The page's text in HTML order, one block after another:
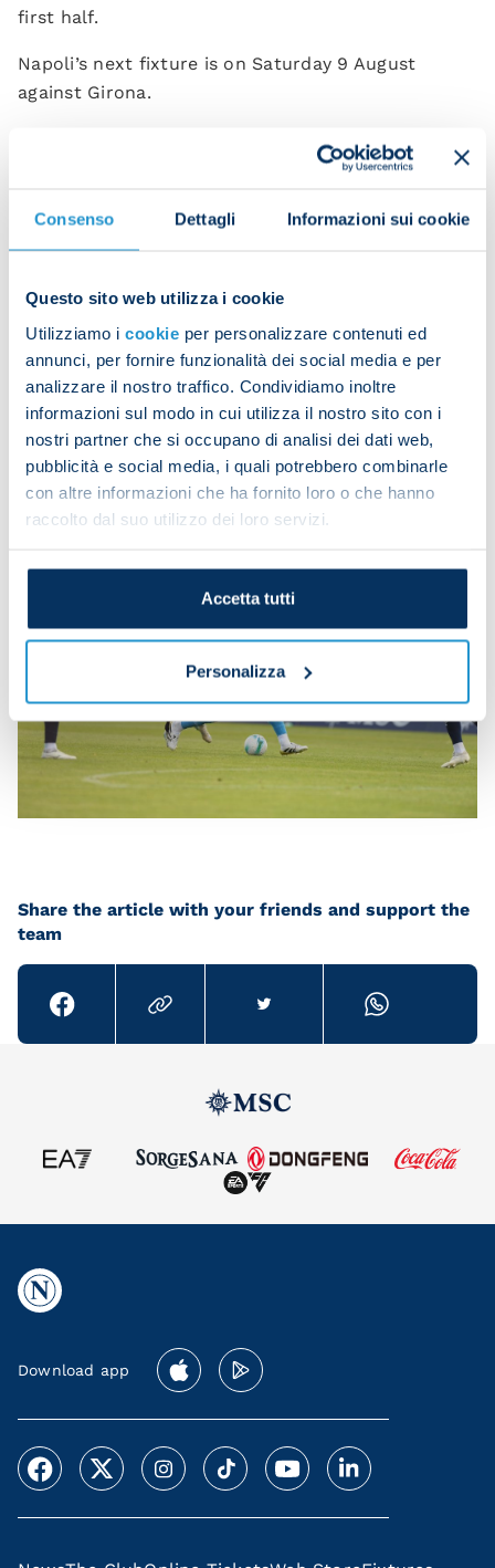
Consenso Dettagli Informazioni sui cookie
Questo sito web utilizza i cookie
Utilizziamo i cookie per personalizzare contenuti ed
annunci, per fornire funzionalità dei social media e per
analizzare il nostro traffico. Condividiamo inoltre
informazioni sul modo in cui utilizza il nostro sito con i
nostri partner che si occupano di analisi dei dati web,
pubblicità e social media, i quali potrebbero combinarle
con altre informazioni che ha fornito loro o che hanno
raccolto dal suo utilizzo dei loro servizi.
Accetta tutti
Personalizza
first half.
Napoli’s next fixture is on Saturday 9 August
against Girona.
Obaretin, D'Angelo (Marianucci 62), Anguissa, Hasa
(Neres 72), Sgarbi (Noa Lang 62), Lukaku (Simeone
73). Coach: Conte
Casertana: Zanellati, Llano, Kontek, Bacchetti,
Falasca; Proia, Pezzella, Deli; Carretta, Bentivegna,
Vano.
Coach: Coppitelli
Referee: Ventrone
Scorers: Vano 35, Politano 43
Share the article with your friends and support the
team
Download app